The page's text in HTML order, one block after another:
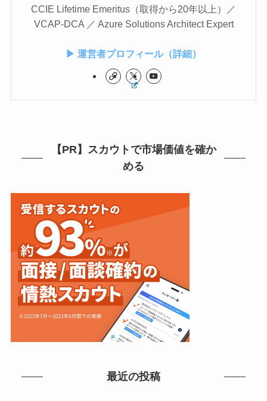
CCIE Lifetime Emeritus（取得から20年以上）／
VCAP-DCA ／ Azure Solutions Architect Expert
▶ 運営者プロフィール（詳細）
【PR】スカウトで市場価値を確か
める
最近の投稿